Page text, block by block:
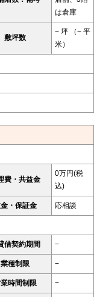
は倉庫
敷坪数
− 坪 （− 平
米）
費・共益金
0万円(税
込)
・保証金 応相談
借契約期間 −
業種制限 −
時間制限 −